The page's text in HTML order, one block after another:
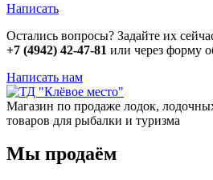
Написать
Остались вопросы? Задайте их
+7 (4942) 42-47-81 или через форму
Написать нам
Магазин по продаже лодок,
товаров для рыбалки и туризма
Мы продаём